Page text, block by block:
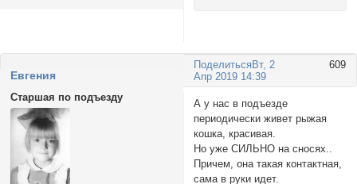
Поделиться 609
Вт, 2
Апр 2019 14:39
Евгения
Старшая по подъезду
А у нас в подъезде
периодически живет рыжая
кошка, красивая.
Но уже СИЛЬНО на сносях..
Причем, она такая контактная,
сама в руки идет.